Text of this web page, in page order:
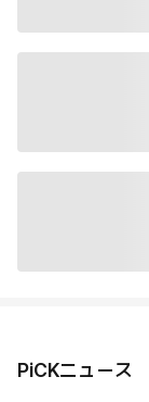
PiCKニュース